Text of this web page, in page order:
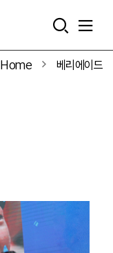
Home 베리에이드